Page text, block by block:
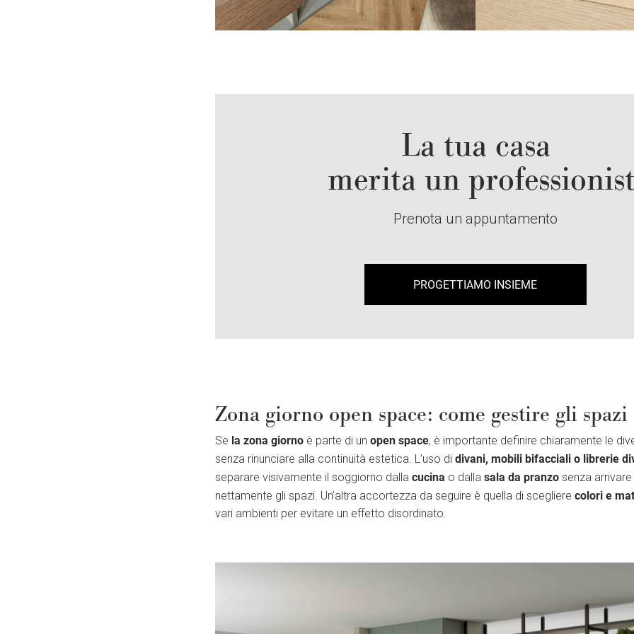
La tua casa
merita un
Prenota un appuntamento
PROGETTIAMO INSIEME
Zona giorno open space: come gestire gli spazi
Se la zona giorno è parte di un open space, è importante definire chiaramente le
senza rinunciare alla continuità estetica. L’uso di divani, mobili bifacciali o librerie
separare visivamente il soggiorno dalla cucina o dalla sala da pranzo senza
nettamente gli spazi. Un’altra accortezza da seguire è quella di scegliere colori e
vari ambienti per evitare un effetto disordinato.